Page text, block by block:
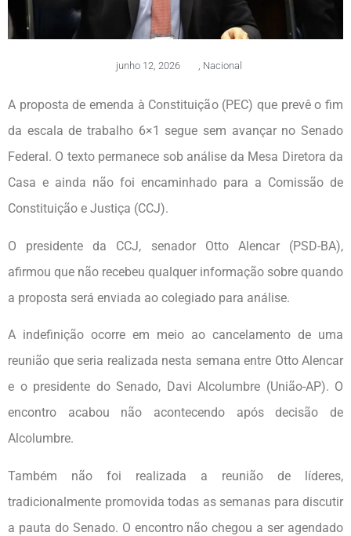
junho 12, 2026 , Nacional
A proposta de emenda à Constituição (PEC) que prevê o fim
da escala de trabalho 6×1 segue sem avançar no Senado
Federal. O texto permanece sob análise da Mesa Diretora da
Casa e ainda não foi encaminhado para a Comissão de
Constituição e Justiça (CCJ).
O presidente da CCJ, senador Otto Alencar (PSD-BA),
afirmou que não recebeu qualquer informação sobre quando
a proposta será enviada ao colegiado para análise.
A indefinição ocorre em meio ao cancelamento de uma
reunião que seria realizada nesta semana entre Otto Alencar
e o presidente do Senado, Davi Alcolumbre (União-AP). O
encontro acabou não acontecendo após decisão de
Alcolumbre.
Também não foi realizada a reunião de líderes,
tradicionalmente promovida todas as semanas para discutir
a pauta do Senado. O encontro não chegou a ser agendado